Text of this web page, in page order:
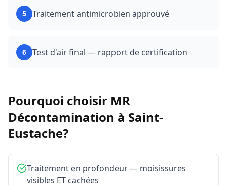
5 Traitement antimicrobien approuvé
6 Test d'air final — rapport de certification
Pourquoi choisir MR
Décontamination à Saint-
Eustache?
Traitement en profondeur — moisissures
visibles ET cachées